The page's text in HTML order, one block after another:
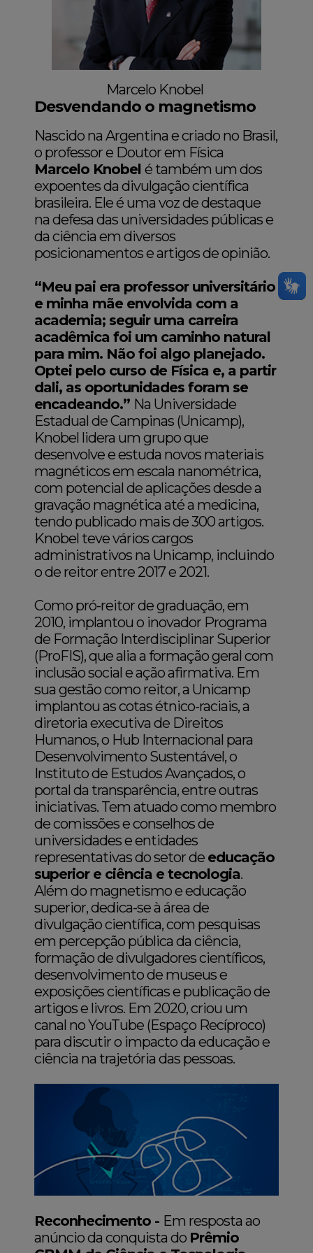
Marcelo Knobel
Desvendando o magnetismo
Nascido na Argentina e criado no Brasil,
o professor e Doutor em Física
Marcelo Knobelé também um dos
expoentes da divulgação científica
brasileira. Ele é uma voz de destaque
na defesa das universidades públicas e
da ciência em diversos
posicionamentos e artigos de opinião.
“Meu pai era professor universitário
e minha mãe envolvida com a
academia; seguir uma carreira
acadêmica foi um caminho natural
para mim. Não foi algo planejado.
Optei pelo curso de Física e, a partir
dali, as oportunidades foram se
encadeando.” Na Universidade
Estadual de Campinas (Unicamp),
Knobel lidera um grupo que
desenvolve e estuda novos materiais
magnéticos em escala nanométrica,
com potencial de aplicações desde a
gravação magnética até a medicina,
tendo publicado mais de 300 artigos.
Knobel teve vários cargos
administrativos na Unicamp, incluindo
o de reitor entre 2017 e 2021.
Como pró-reitor de graduação, em
2010, implantou o inovador Programa
de Formação Interdisciplinar Superior
(ProFIS), que alia a formação geral com
inclusão social e ação afirmativa. Em
sua gestão como reitor, a Unicamp
implantou as cotas étnico-raciais, a
diretoria executiva de Direitos
Humanos, o Hub Internacional para
Desenvolvimento Sustentável, o
Instituto de Estudos Avançados, o
portal da transparência, entre outras
iniciativas. Tem atuado como membro
de comissões e conselhos de
universidades e entidades
representativas do setor de educação
superior e ciência e tecnologia.
Além do magnetismo e educação
superior, dedica-se à área de
divulgação científica, com pesquisas
em percepção pública da ciência,
formação de divulgadores científicos,
desenvolvimento de museus e
exposições científicas e publicação de
artigos e livros. Em 2020, criou um
canal no YouTube (Espaço Recíproco)
para discutir o impacto da educação e
ciência na trajetória das pessoas.
Reconhecimento - Em resposta ao
anúncio da conquista do Prêmio